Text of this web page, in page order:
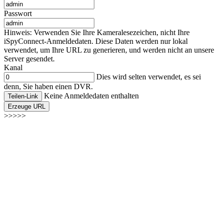
Passwort
Hinweis: Verwenden Sie Ihre Kameralesezeichen, nicht Ihre
iSpyConnect-Anmeldedaten. Diese Daten werden nur lokal
verwendet, um Ihre URL zu generieren, und werden nicht an unsere
Server gesendet.
Kanal
Dies wird selten verwendet, es sei
denn, Sie haben einen DVR.
Teilen-Link Keine Anmeldedaten enthalten
Erzeuge URL
>>>>>